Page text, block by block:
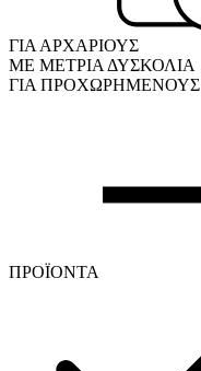
ΓΙΑ ΑΡΧΑΡΙΟΥΣ
ΜΕ ΜΕΤΡΙΑ ΔΥΣΚΟΛΙΑ
ΓΙΑ ΠΡΟΧΩΡΗΜΕΝΟΥΣ
ΠΡΟΪΟΝΤΑ